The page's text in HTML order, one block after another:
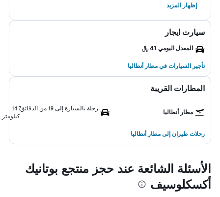
إظهار المزيد
سيارت ايجار
المعدل اليومي 41 ﷼
تأجير السيارات في مطار أنطاليا
المطارات القريبة
مطار أنطاليا
رحلة بالسيارة إلى 19 من الدقائق
14.7
كيلومتر
رحلات طيران إلى مطار أنطاليا
الأسئلة الشائعة عند حجز منتجع بوتانيك
أكسكلوسيف